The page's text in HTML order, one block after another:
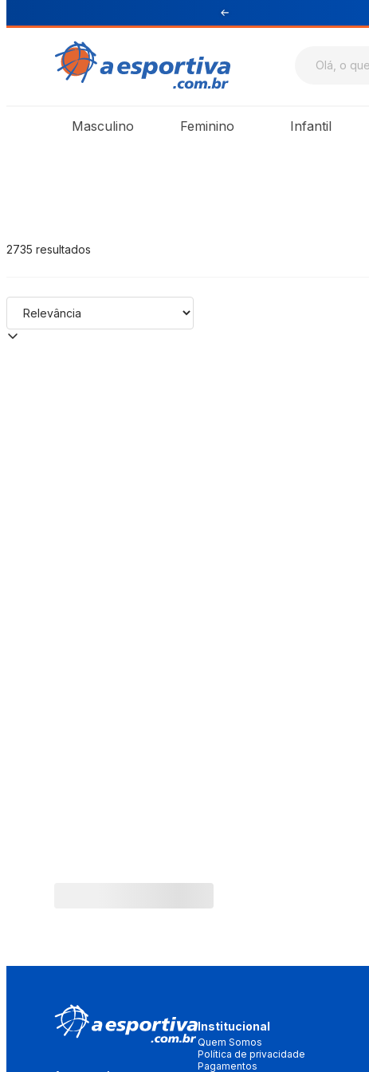
Masculino Feminino Infantil
2735 resultados
Institucional
Quem Somos
Política de privacidade
Pagamentos